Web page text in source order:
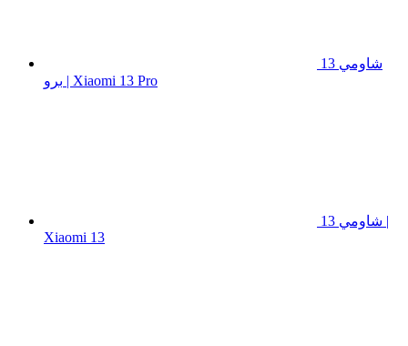
شاومي 13
برو | Xiaomi 13 Pro
شاومي 13 |
Xiaomi 13